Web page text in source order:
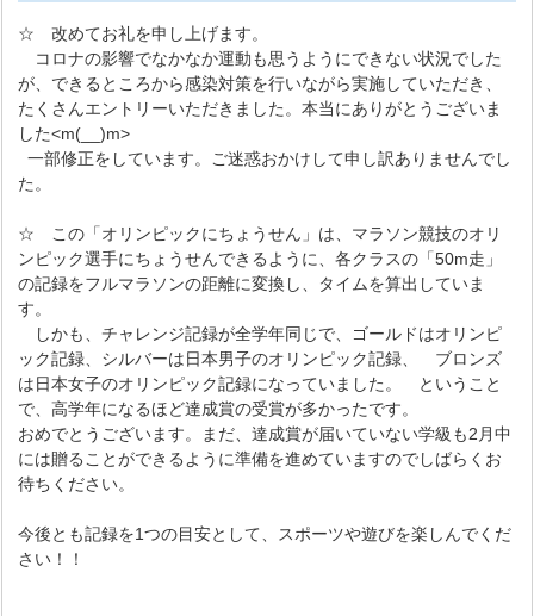
☆ 改めてお礼を申し上げます。
コロナの影響でなかなか運動も思うようにできない状況でした
が、できるところから感染対策を行いながら実施していただき、
たくさんエントリーいただきました。本当にありがとうございま
した<m(__)m>
一部修正をしています。ご迷惑おかけして申し訳ありませんでし
た。
☆ この「オリンピックにちょうせん」は、マラソン競技のオリ
ンピック選手にちょうせんできるように、各クラスの「50m走」
の記録をフルマラソンの距離に変換し、タイムを算出していま
す。
しかも、チャレンジ記録が全学年同じで、ゴールドはオリンピ
ック記録、シルバーは日本男子のオリンピック記録、 ブロンズ
は日本女子のオリンピック記録になっていました。 ということ
で、高学年になるほど達成賞の受賞が多かったです。
おめでとうございます。まだ、達成賞が届いていない学級も2月中
には贈ることができるように準備を進めていますのでしばらくお
待ちください。
今後とも記録を1つの目安として、スポーツや遊びを楽しんでくだ
さい！！